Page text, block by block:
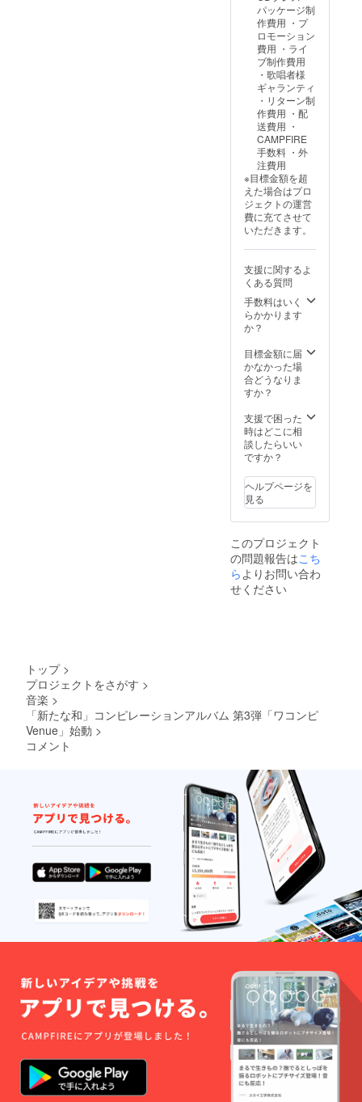
い。
「GEK
KO」テ
クニカ
ルシー
ト
https://
drive.g
oogle.c
om/file/
d/18qA
gdBMa
LdNpYv
qjLZjSP
b9vhT9
yISbE/v
iew?
usp=sh
aring
「IBUKI
」テク
ニカル
シート
https://
drive.g
d/1iVjM
YoajiAq
VoSYo7
Bfka/vi
ew?
usp=dri
ve_link
Window
s /
対応 対
応
フォー
マッ
ト：
VST3 /
AU /
対応し
フォー
マット
に対応
した
DAW・
ホスト
アプリ
ケー
ション
でご利
用いた
だけま
す。
OBS
用可能
です
が、導
入には
OBS側
での設
定が必
要で
す。 ご
使用の
尚、
ディ
フォル
ト設定
推奨で
すが、
ケース
内部に
は
ACCEN
Tのミニ
つまみ
を搭
載。ア
ンプや
ギター
合わせ
て
ACCEN
Tを変え
る事も
可能で
す。 限
定の活
動報告
待しま
す。他
にクラ
ディン
グ特典
としま
してワ
の特別
PC用と
スマホ
用の壁
紙（画
像デー
タ）を
ご提
SEA
x.com/i
wbddm
・エ
フェク
ター本
体 ・活
動報告
ブログ
招待 ・
待ち受
け画像
・待ち
受け画
像
活動報
告ブロ
グにご
招待し
ます。
他にク
ラウド
ファン
ディン
グ特典
としま
してワ
コンピ3
の特別
画像の
PC用と
スマホ
用の壁
紙（画
像デー
タ）を
ご提
供。ご
登録い
ただい
レスに
送付致
しま
ピ楽曲
コーラ
スレ
コー
グの参
加 ・ワ
コンピ3
の
曲入り
予定）
・ワコ
ンピ3の
ダウン
CD-
待ち受
け画像
・活動
報告ブ
ログ招
待
をご確
認くだ
さい。
※細かい
デザイ
ンのロ
ゴは掲
載サイ
ズの関
係上、
サイト
や印刷
上でき
れいに
表示で
きない
場合が
ござい
ます。
※ロゴ
マーク
のデザ
インや
不適切
なもの
クトに
そぐわ
ない内
よって
は、ロ
ゴマー
クの変
願いす
る、又
はお断
りさせ
だく場
合がご
ざいま
す。 プ
レスし
などレ
CD-Rを
お届け
します
（3曲入
り予
定）。
限定の
活動報
告ブロ
グにご
招待し
ます。
ワコン
ピ3の特
用・ス
マホ用
壁紙
（画像
デー
タ）
は、ご
登録い
ただい
たメー
してワ
コンピ3
の特別
画像の
PC用と
スマホ
用の壁
紙（画
像デー
タ）を
ご提
供。ご
登録い
ただい
たメー
ルアド
レスに
送付致
しま
ワコン
ピ1(全
10曲入
り)、
3の
CD(8曲
入り予
のダウ
ンロー
ドカー
ド(8曲
定) ・レ
アト
ラック
入り
曲入り
予定) ・
活動報
告ブロ
グ招待
売して
おらず
通常で
は手に
入らな
い希少
品と
なって
おりま
す。 限
定の活
動報告
ブログ
にご招
待しま
す。他
にクラ
ウド
ファン
グ特典
としま
してワ
コンピ3
の特別
PC用と
スマホ
用の壁
紙（画
タ）を
ご提
供。ご
登録い
たメー
ルアド
レスに
送付致
す。 ・
ワコン
ピ1(全
10曲入
り)、
ンロー
ドカー
アト
ラック
入り
CD-R(3
曲入り
予定) ・
活動報
告ブロ
グ招待
・待ち
受け画
パッケージ制
作費用 ・プ
ロモーション
費用 ・ライ
ブ制作費用
・歌唱者様
ギャランティ
・リターン制
作費用 ・配
送費用 ・
CAMPFIRE
手数料 ・外
注費用
※目標金額を超
えた場合はプロ
ジェクトの運営
費に充てさせて
いただきます。
支援に関するよ
くある質問
手数料はいく
らかかります
か？
目標金額に届
かなかった場
合どうなりま
すか？
支援で困った
時はどこに相
談したらいい
ですか？
ヘルプページを
見る
このプロジェクト
の問題報告はこち
ら よりお問い合わ
せください
トップ >
プロジェクトをさがす >
音楽 >
「新たな和」コンピレーションアルバム 第3弾「ワコンピ
Venue」始動 >
コメント